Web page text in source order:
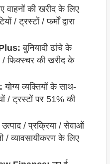
वाहनों की खरीद के लिए
/ ट्रस्टों / फर्मों द्वारा
बुनियादी ढांचे के
/ फिक्स्चर की खरीद के
योग्य व्यक्तियों के साथ-
/ ट्रस्टों पर 51% की
/ प्रक्रिया / सेवाओं
/ व्यावसायीकरण के लिए